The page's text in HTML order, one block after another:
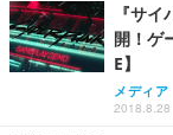
『サ
開！ゲ
E】
メディア